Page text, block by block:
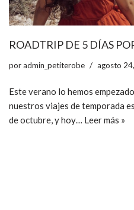
ROADTRIP DE 5 DÍAS
poradmin_petiterobe agosto
Este verano lo hemos
nuestros viajes de temporada
de octubre, y hoy… Leer más »